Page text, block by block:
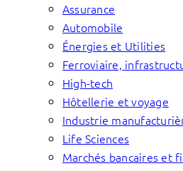
Assurance
Automobile
Énergies et Utilities
Ferroviaire,
High-tech
Hôtellerie et voyage
Industrie
Life Sciences
Marchés bancaires et